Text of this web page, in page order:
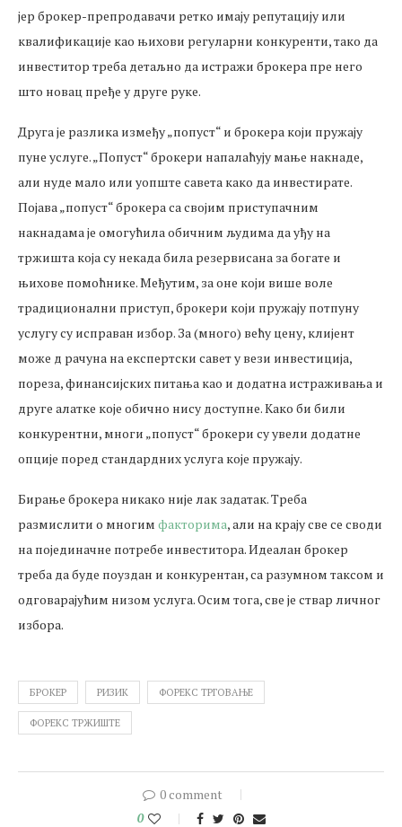
јер брокер-препродавачи ретко имају репутацију или
квалификације као њихови регуларни конкуренти, тако да
инвеститор треба детаљно да истражи брокера пре него
што новац пређе у друге руке.
Друга је разлика између „попуст“ и брокера који пружају
пуне услуге. „Попуст“ брокери напалаћују мање накнаде,
али нуде мало или уопште савета како да инвестирате.
Појава „попуст“ брокера са својим приступачним
накнадама је омогућила обичним људима да уђу на
тржишта која су некада била резервисана за богате и
њихове помоћнике. Међутим, за оне који више воле
традиционални приступ, брокери који пружају потпуну
услугу су исправан избор. За (много) већу цену, клијент
може д рачуна на експертски савет у вези инвестиција,
пореза, финансијских питања као и додатна истраживања и
друге алатке које обично нису доступне. Како би били
конкурентни, многи „попуст“ брокери су увели додатне
опције поред стандардних услуга које пружају.
Бирање брокера никако није лак задатак. Треба
размислити о многим факторима, али на крају све се своди
на појединачне потребе инвеститора. Идеалан брокер
треба да буде поуздан и конкурентан, са разумном таксом и
одговарајућим низом услуга. Осим тога, све је ствар личног
избора.
БРОКЕР РИЗИК ФОРЕКС ТРГОВАЊЕ
ФОРЕКС ТРЖИШТЕ
0 comment
0